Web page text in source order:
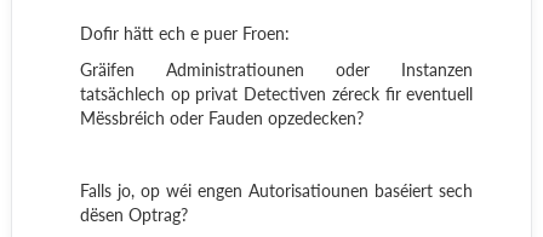
Dofir hätt ech e puer Froen:
Gräifen Administratiounen oder Instanzen
tatsächlech op privat Detectiven zéreck fir eventuell
Mëssbréich oder Fauden opzedecken?
Falls jo, op wéi engen Autorisatiounen baséiert sech
dësen Optrag?